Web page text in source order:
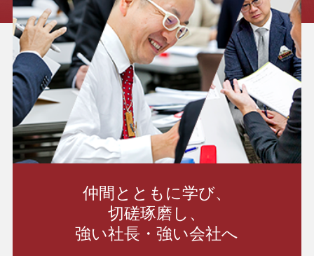
仲間とともに学び、
切磋琢磨し、
強い社長・強い会社へ